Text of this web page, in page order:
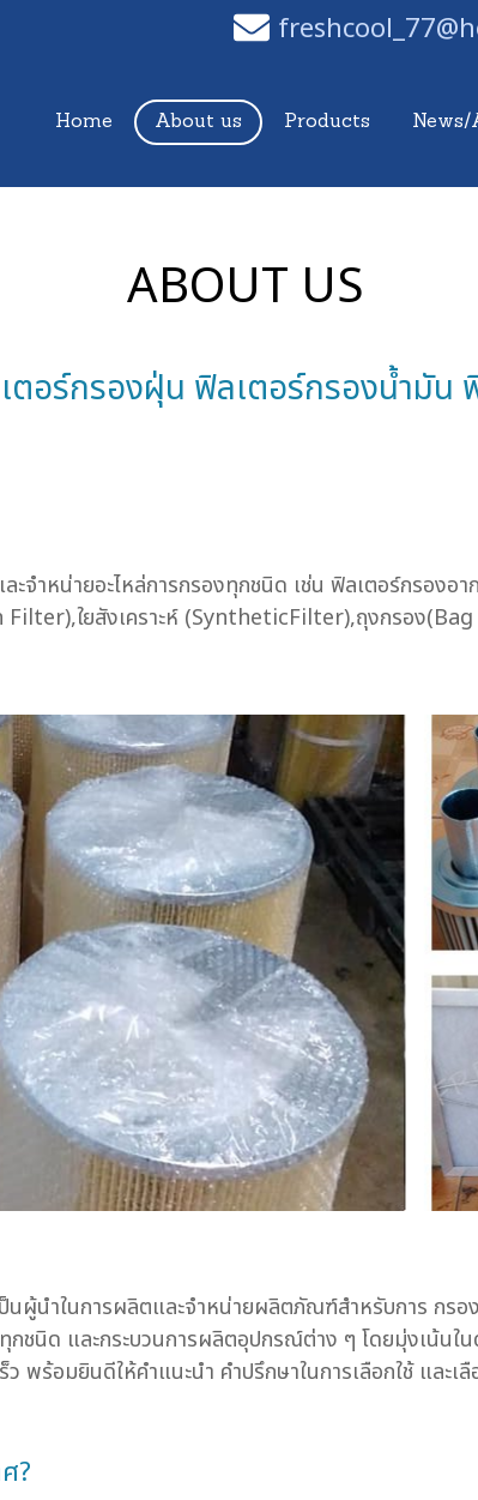
Home About us Products News/
ABOUT US
ตอร์กรองฝุ่น ฟิลเตอร์กรองน้ำมั
ะจำหน่ายอะไหล่การกรองทุกชนิด เช่น ฟิลเตอร์กรอ
Filter),ใยสังเคราะห์ (SyntheticFilter),ถุงกรอง
ผู้นำในการผลิตและจำหน่ายผลิตภัณฑ์สำหรับการ กรอ
ชนิด และกระบวนการผลิตอุปกรณ์ต่าง ๆ โดยมุ่งเน้นใ
พร้อมยินดีให้คำแนะนำ คำปรึกษาในการเลือกใช้ และ
?